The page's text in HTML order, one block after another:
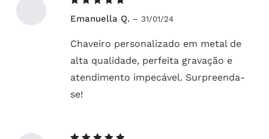
5de 5
Emanuella Q. – 31/01/24
Chaveiro personalizado em metal de
alta qualidade, perfeita gravação e
atendimento impecável. Surpreenda-
se!